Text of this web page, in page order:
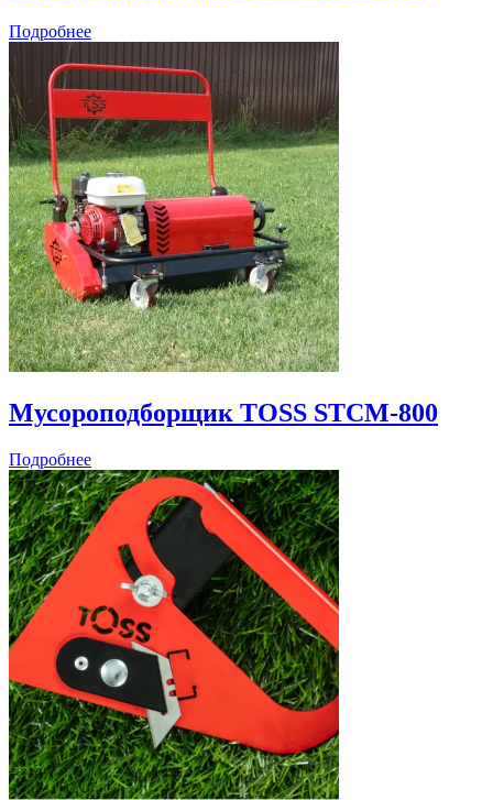
Подробнее
Мусороподборщик TOSS STCM-800
Подробнее